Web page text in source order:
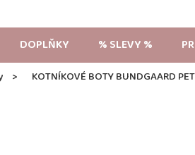
DOPLŇKY % SLEVY %
KOTNÍKOVÉ BOTY BUNDGAARD